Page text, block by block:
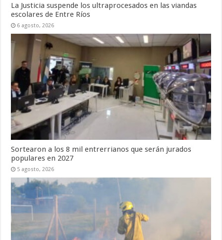
La Justicia suspende los ultraprocesados en las viandas
escolares de Entre Ríos
6 agosto, 2026
Sortearon a los 8 mil entrerrianos que serán jurados
populares en 2027
5 agosto, 2026